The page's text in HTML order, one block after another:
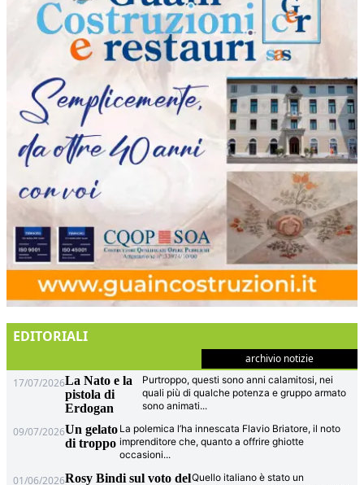
EDITORIALI
archivio notizie
17/07/2026La Nato e la
pistola di
Erdogan
Purtroppo, questi sono anni calamitosi, nei
quali più di qualche potenza e gruppo armato
sono animati...
09/07/2026Un gelato
di troppo
La polemica l’ha innescata Flavio Briatore, il noto
imprenditore che, quanto a offrire ghiotte
occasioni...
01/06/2026Rosy Bindi sul voto delQuello italiano è stato un